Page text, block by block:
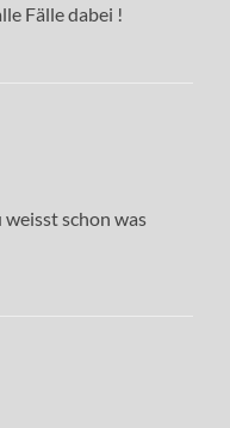
Fälle dabei !
weisst schon was